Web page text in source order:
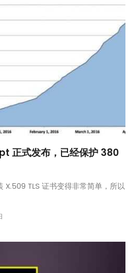
正式发布，已经保护 380
TLS 证书变得非常简单，所以